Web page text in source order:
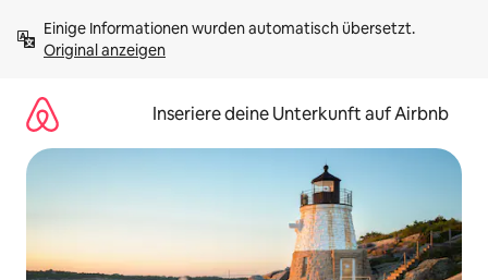
Inhalten
springenOriginal anzeigen
Inseriere deine Unterkunft auf Airbnb